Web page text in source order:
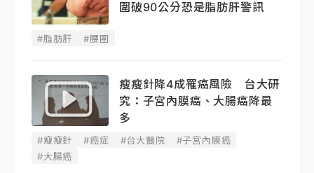
圍破90公分恐是脂肪肝警訊
#脂肪肝 #腰圍
瘦瘦針降4成罹癌風險 台大研
究：子宮內膜癌、大腸癌降最
多
#瘦瘦針 #癌症 #台大醫院
#子宮內膜癌
#大腸癌